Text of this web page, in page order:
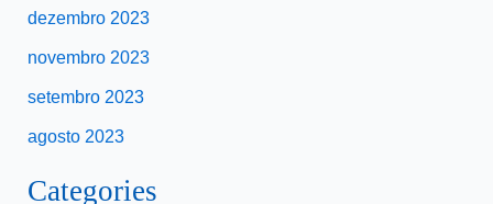
dezembro 2023
novembro 2023
setembro 2023
agosto 2023
Categories